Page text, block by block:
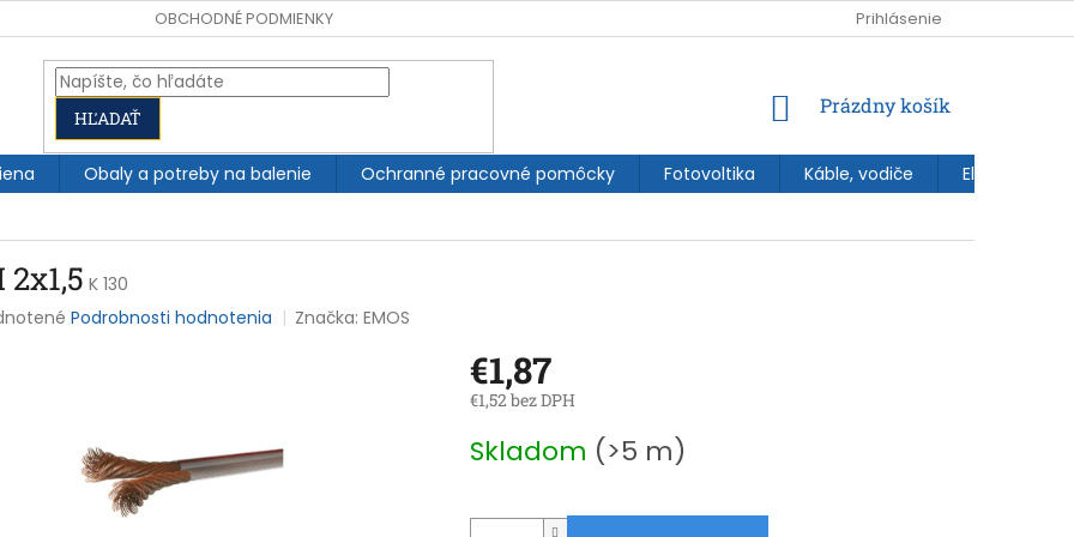
OBCHODNÉ PODMIENKY Prihlásenie
HĽADAŤ
NÁKUPNÝ
Prázdny košík
Obaly a potreby na balenie Ochranné pracovné pomôcky Fotovoltika Káble, vodiče
2x1,5 K 130
Podrobnosti hodnotenia Značka:EMOS
€1,87
€1,52 bez DPH
cena:
Skladom (>5 m)